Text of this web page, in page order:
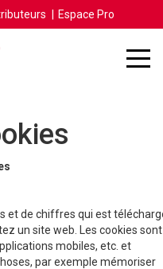
Espace Pro
et de chiffres qui est
un site web. Les cookies sont
mobiles, etc. et
par exemple mémoriser